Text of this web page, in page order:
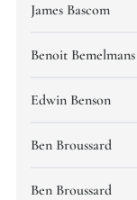
James Bascom
Benoit Bemelmans
Edwin Benson
Ben Broussard
Ben Broussard